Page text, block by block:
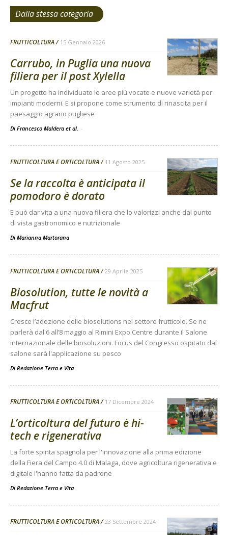
Dalla stessa categoria
FRUTTICOLTURA 15 Gennaio 2026
Carrubo, in Puglia una nuova
filiera per il post Xylella
Un progetto ha individuato le aree più vocate e nuove varietà per
impianti moderni. E si propone come strumento di rinascita per il
paesaggio agrario pugliese
Di Francesco Maldera et al. -
FRUTTICOLTURA E ORTICOLTURA 11 Agosto 2025
Se la raccolta è anticipata il
pomodoro è dorato
E può dar vita a una nuova filiera che lo valorizzi anche dal punto
di vista gastronomico e nutrizionale
Di Marianna Martorana
FRUTTICOLTURA E ORTICOLTURA 29 Aprile 2025
Biosolution, tutte le novità a
Macfrut
Cresce l’adozione delle biosolutions nel settore frutticolo. Se ne
parlerà dal 6 all’8 maggio al Rimini Expo Centre durante il Salone
internazionale delle biosoluzioni. Focus del Congresso ospitato dal
salone sarà l'applicazione su pesco
Di Redazione Terra e Vita
FRUTTICOLTURA E ORTICOLTURA 17 Dicembre 2024
L’orticoltura del futuro è hi-
tech e rigenerativa
La forte spinta spagnola per l'innovazione alla prima edizione
della Fiera del Campo 4.0 di Malaga, dove agricoltura rigenerativa e
digitale l'hanno fatta da padrone
Di Redazione Terra e Vita
FRUTTICOLTURA E ORTICOLTURA 23 Settembre 2024